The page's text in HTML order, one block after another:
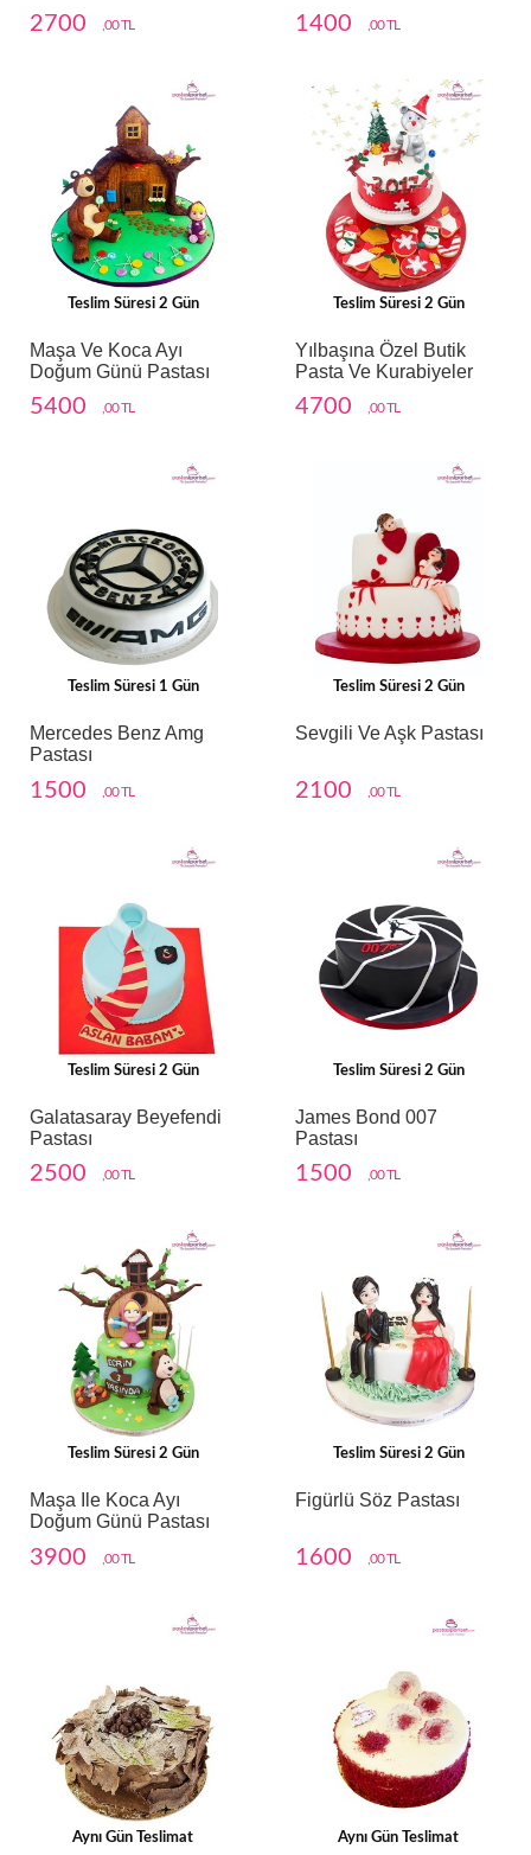
2700 ,00 TL 1400 ,00 TL
Teslim Süresi 2 Gün
Maşa Ve Koca Ayı
Doğum Günü Pastası
5400 ,00 TL
Teslim Süresi 2 Gün
Yılbaşına Özel Butik
Pasta Ve Kurabiyeler
4700 ,00 TL
Teslim Süresi 1 Gün
Mercedes Benz Amg
Pastası
1500 ,00 TL
Teslim Süresi 2 Gün
Sevgili Ve Aşk Pastası
2100 ,00 TL
Teslim Süresi 2 Gün
Galatasaray Beyefendi
Pastası
2500 ,00 TL
Teslim Süresi 2 Gün
James Bond 007
Pastası
1500 ,00 TL
Teslim Süresi 2 Gün
Maşa Ile Koca Ayı
Doğum Günü Pastası
3900 ,00 TL
Teslim Süresi 2 Gün
Figürlü Söz Pastası
1600 ,00 TL
Aynı Gün Teslimat Aynı Gün Teslimat